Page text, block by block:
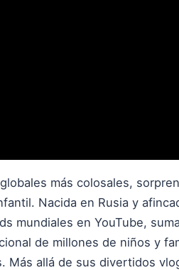
más colosales,
Nacida en Rusia y
mundiales en YouTube,
de millones de niños y
Más allá de sus divertidos